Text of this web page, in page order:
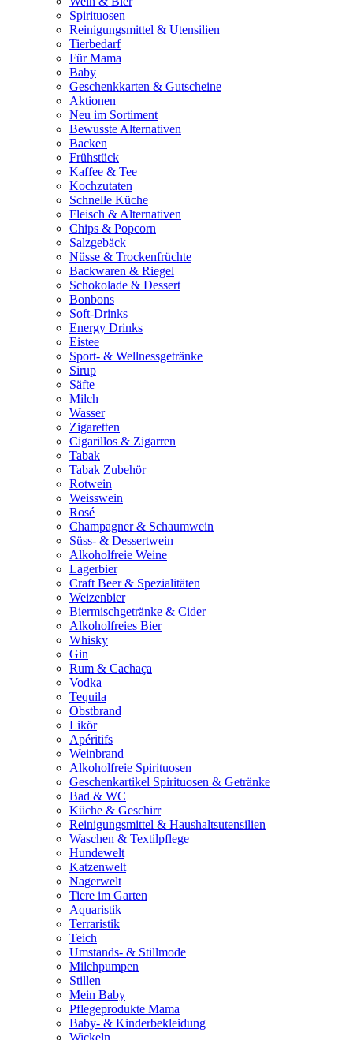
Spirituosen
Reinigungsmittel & Utensilien
Tierbedarf
Für Mama
Baby
Geschenkkarten & Gutscheine
Aktionen
Neu im Sortiment
Bewusste Alternativen
Backen
Frühstück
Kaffee & Tee
Kochzutaten
Schnelle Küche
Fleisch & Alternativen
Chips & Popcorn
Salzgebäck
Nüsse & Trockenfrüchte
Backwaren & Riegel
Schokolade & Dessert
Bonbons
Soft-Drinks
Energy Drinks
Eistee
Sport- & Wellnessgetränke
Sirup
Säfte
Milch
Wasser
Zigaretten
Cigarillos & Zigarren
Tabak
Tabak Zubehör
Rotwein
Weisswein
Rosé
Champagner & Schaumwein
Süss- & Dessertwein
Alkoholfreie Weine
Lagerbier
Craft Beer & Spezialitäten
Weizenbier
Biermischgetränke & Cider
Alkoholfreies Bier
Whisky
Gin
Rum & Cachaça
Vodka
Tequila
Obstbrand
Likör
Apéritifs
Weinbrand
Alkoholfreie Spirituosen
Geschenkartikel Spirituosen & Getränke
Bad & WC
Küche & Geschirr
Reinigungsmittel & Haushaltsutensilien
Waschen & Textilpflege
Hundewelt
Katzenwelt
Nagerwelt
Tiere im Garten
Aquaristik
Terraristik
Teich
Umstands- & Stillmode
Milchpumpen
Stillen
Mein Baby
Pflegeprodukte Mama
Baby- & Kinderbekleidung
Wickeln